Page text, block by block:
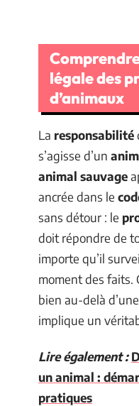
légale des
d’animaux
La responsabilité
s’agisse d’un
animal sauvage
ancrée dans le
sans détour : le
doit répondre de
importe qu’il
moment des faits.
bien au-delà
implique un
Lire également :
un animal :
pratiques